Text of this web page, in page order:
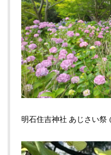
明石住吉神社 あじさい祭